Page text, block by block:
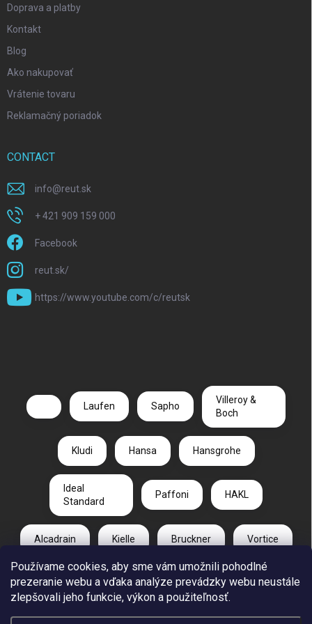
Používame cookies, aby sme vám umožnili pohodlné
prezeranie webu a vďaka analýze prevádzky webu neustále
zlepšovali jeho funkcie, výkon a použiteľnosť.
Doprava a platby
Kontakt
Blog
Ako nakupovať
Vrátenie tovaru
Reklamačný poriadok
CONTACT
info@reut.sk
+ 421 909 159 000
Facebook
reut.sk/
https://www.youtube.com/c/reutsk
Laufen Sapho
Villeroy &
Boch
Kludi Hansa Hansgrohe
Ideal
Standard
Paffoni HAKL
Alcadrain Kielle Bruckner Vortice
Duravit Gelco Radaway
CA PLAST